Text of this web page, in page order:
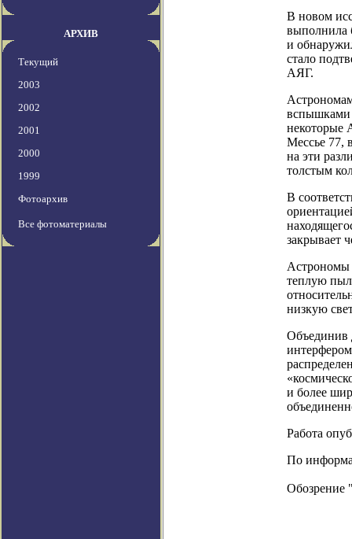
АРХИВ
Текущий
2003
2002
2001
2000
1999
Фотоархив
Все фотоматериалы
В новом
выполнила
и
стало
АЯГ.
вспышками
некоторые
Мессье 77,
на эти
толстым
В
закрывает
Астрономы
теплую
низкую
Объединив
и более
Работа
По
Обозрение